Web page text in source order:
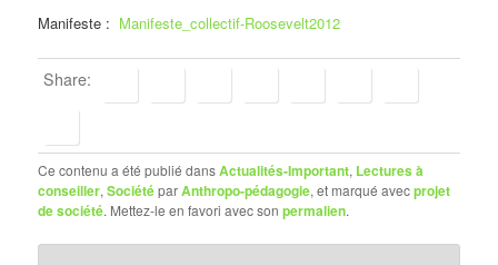
Manifeste : Manifeste_collectif-Roosevelt2012
Share:
Ce contenu a été publié dansActualités-Important, Lectures à
conseiller,SociétéparAnthropo-pédagogie, et marqué avecprojet
de société. Mettez-le en favori avec sonpermalien.